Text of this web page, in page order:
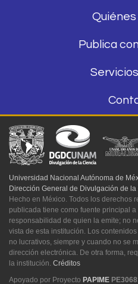
Publica
Universidad Nacional Autónoma de
Dirección General de Divulgación de
Hecho en México. Todos los derechos
publicada tiene como fuente principal
responsabilidad de quien la emite; no
vista de esta institución. Los
no lucrativos, siempre y cuando no se
dirección electrónica. De otra forma,
la institución. Créditos
Apoyado por Proyecto PAPIME